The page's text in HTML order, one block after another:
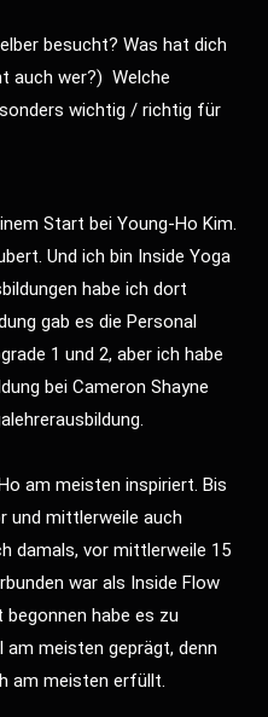
besucht? Was hat dich
auch wer?) Welche
wichtig / richtig für
Start bei Young-Ho Kim.
Und ich bin Inside Yoga
habe ich dort
gab es die Personal
1 und 2, aber ich habe
bei Cameron Shayne
am meisten inspiriert. Bis
und mittlerweile auch
damals, vor mittlerweile 15
war als Inside Flow
habe es zu
meisten geprägt, denn
am meisten erfüllt.